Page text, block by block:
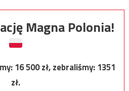
Magna Polonia!
16 500zł, zebraliśmy:1351
zł.